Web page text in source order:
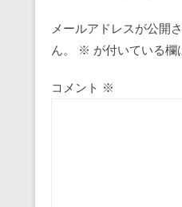
メールアドレスが公開
ん。
※ が付いている欄
コメント ※